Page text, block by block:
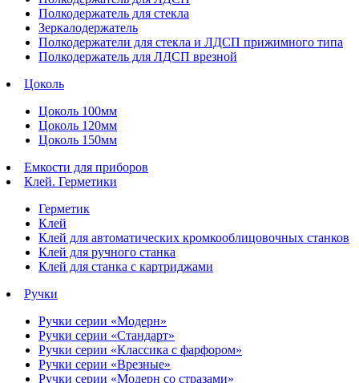
Полкодержатель для стекла
Зеркалодержатель
Полкодержатели для стекла и ЛДСП прижимного типа
Полкодержатель для ЛДСП врезной
Цоколь
Цоколь 100мм
Цоколь 120мм
Цоколь 150мм
Емкости для приборов
Клей. Герметики
Герметик
Клей
Клей для автоматических кромкооблицовочных станков
Клей для ручного станка
Клей для станка с картриджами
Ручки
Ручки серии «Модерн»
Ручки серии «Стандарт»
Ручки серии «Классика с фарфором»
Ручки серии «Врезные»
Ручки серии «Модерн со стразами»